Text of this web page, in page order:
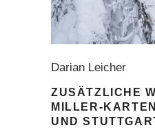
Darian Leicher
ZUSÄTZLICHE
MILLER-
UND